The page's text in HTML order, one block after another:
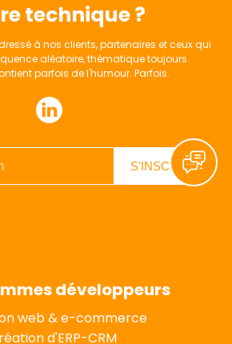
technique ?
à nos clients, partenaires et ceux qui
aléatoire, thématique toujours
parfois de l'humour. Parfois.
développeurs
web & e-commerce
d'ERP-CRM